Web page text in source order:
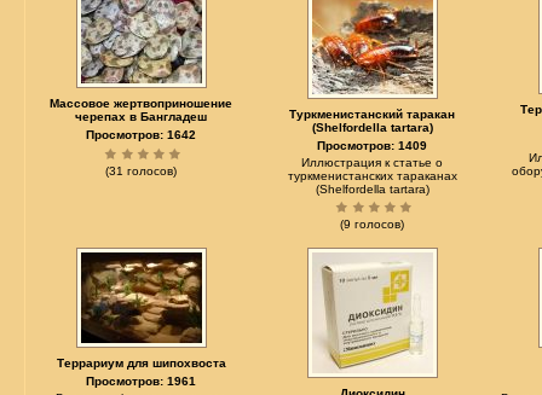
Массовое жертвоприношение
черепах в Бангладеш
Просмотров: 1642
(31 голосов)
Туркменистанский таракан
(Shelfordella tartara)
Просмотров: 1409
Иллюстрация к статье о
туркменистанских тараканах
(Shelfordella tartara)
(9 голосов)
Террариум для шипохвоста
Просмотров: 1961